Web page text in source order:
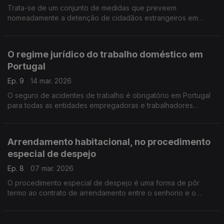
Trata-se de um conjunto de medidas que preveem
nomeadamente a detenção de cidadãos estrangeiros em
O regime jurídico do trabalho doméstico em
Portugal
Ep. 9
14 mar. 2026
O seguro de acidentes de trabalho é obrigatório em Portugal
para todas as entidades empregadoras e trabalhadores
Arrendamento habitacional, no procedimento
especial de despejo
Ep. 8
07 mar. 2026
O procedimento especial de despejo é uma forma de pôr
termo ao contrato de arrendamento entre o senhorio e o